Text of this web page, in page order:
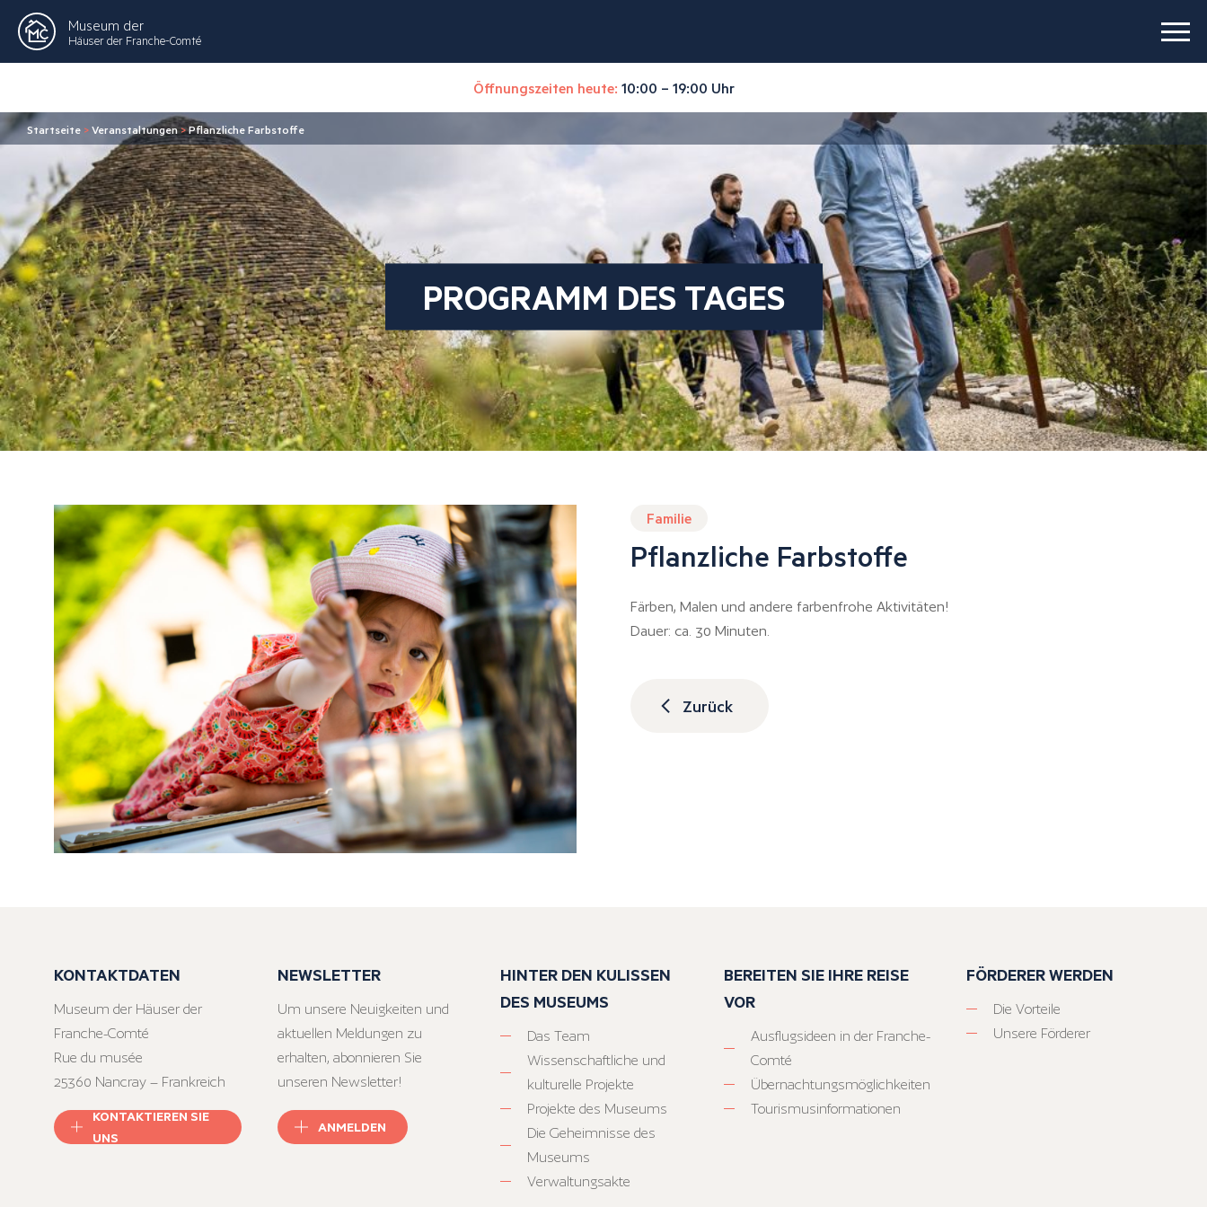
Museum der
Häuser der Franche-Comté
Öffnungszeiten heute: 10:00 – 19:00 Uhr
Startseite >Veranstaltungen>Pflanzliche Farbstoffe
PROGRAMM DES TAGES
Familie
Pflanzliche Farbstoffe
Färben, Malen und andere farbenfrohe Aktivitäten!
Dauer: ca. 30 Minuten.
Zurück
KONTAKTDATEN
Museum der Häuser der
Franche-Comté
Rue du musée
25360 Nancray – Frankreich
KONTAKTIEREN SIE
UNS
NEWSLETTER
Um unsere Neuigkeiten und
aktuellen Meldungen zu
erhalten, abonnieren Sie
unseren Newsletter!
ANMELDEN
HINTER DEN KULISSEN
DES MUSEUMS
Das Team
Wissenschaftliche und
kulturelle Projekte
Projekte des Museums
Die Geheimnisse des
Museums
Verwaltungsakte
BEREITEN SIE IHRE REISE
VOR
Ausflugsideen in der Franche-
Comté
Übernachtungsmöglichkeiten
Tourismusinformationen
FÖRDERER WERDEN
Die Vorteile
Unsere Förderer